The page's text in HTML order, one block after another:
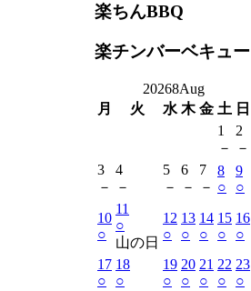
楽ちんBBQ
楽チンバーベキュー
20268Aug
月
火 水 木 金 土 日
1
－
2
－
3
－
4
－
5
－
6
－
7
－
8
○
9
○
10
○
11
○
山の日
12
○
13
○
14
○
15
○
16
○
17
○
18
○
19
○
20
○
21
○
22
○
23
○